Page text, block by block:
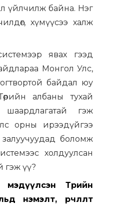
үйлчилж байна. Нэг
хүмүүсээ халж
явах гээд
Монгол Улс,
байдал юу
албаны тухай
гэж
орны ирээдүйгээ
боломж
холдуулсан
гэж үү?
мэдүүлсэн Төрийн
нэмэлт, өөрчлөлт